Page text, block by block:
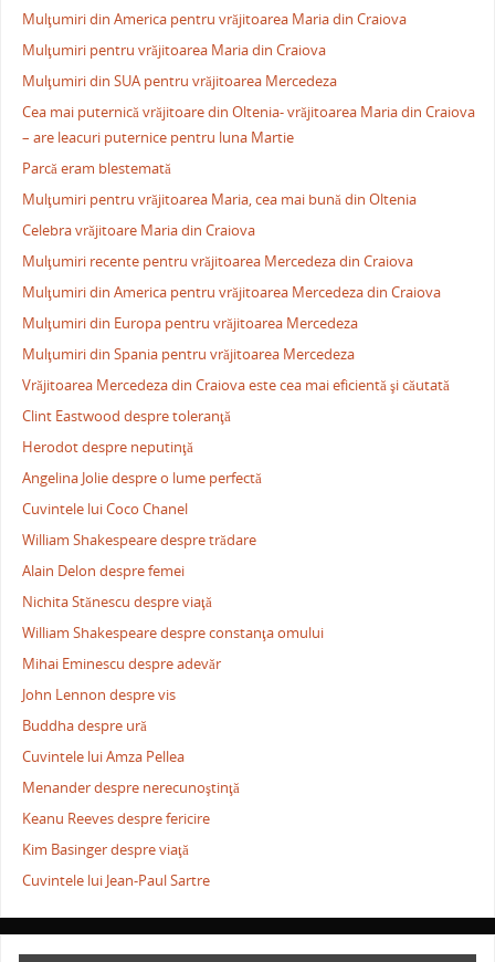
Mulţumiri din America pentru vrăjitoarea Maria din Craiova
Mulţumiri pentru vrăjitoarea Maria din Craiova
Mulţumiri din SUA pentru vrăjitoarea Mercedeza
Cea mai puternică vrăjitoare din Oltenia- vrăjitoarea Maria din Craiova
– are leacuri puternice pentru luna Martie
Parcă eram blestemată
Mulţumiri pentru vrăjitoarea Maria, cea mai bună din Oltenia
Celebra vrăjitoare Maria din Craiova
Mulţumiri recente pentru vrăjitoarea Mercedeza din Craiova
Mulţumiri din America pentru vrăjitoarea Mercedeza din Craiova
Mulţumiri din Europa pentru vrăjitoarea Mercedeza
Mulţumiri din Spania pentru vrăjitoarea Mercedeza
Vrăjitoarea Mercedeza din Craiova este cea mai eficientă şi căutată
Clint Eastwood despre toleranţă
Herodot despre neputinţă
Angelina Jolie despre o lume perfectă
Cuvintele lui Coco Chanel
William Shakespeare despre trădare
Alain Delon despre femei
Nichita Stănescu despre viaţă
William Shakespeare despre constanţa omului
Mihai Eminescu despre adevăr
John Lennon despre vis
Buddha despre ură
Cuvintele lui Amza Pellea
Menander despre nerecunoştinţă
Keanu Reeves despre fericire
Kim Basinger despre viaţă
Cuvintele lui Jean-Paul Sartre